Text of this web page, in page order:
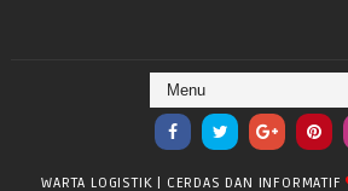
WARTA LOGISTIK | CERDAS DAN INFORMATIF